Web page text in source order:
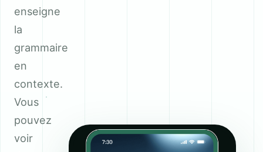
enseigne
la
grammaire
en
contexte.
Vous
pouvez
voir